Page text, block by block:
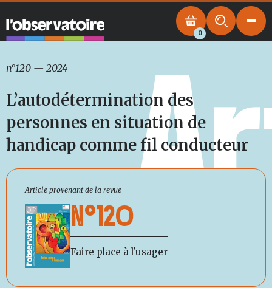
0
n°120 — 2024
L’autodétermination des
personnes en situation de
handicap comme fil conducteur
Article provenant de la revue
N°120
Faire place à l'usager